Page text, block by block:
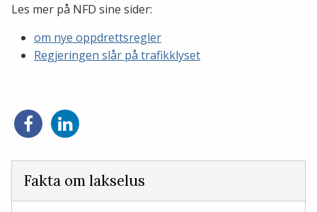
Les mer på NFD sine sider:
om nye oppdrettsregler
Regjeringen slår på trafikklyset
Del
på
Del
på
Fakta om lakselus